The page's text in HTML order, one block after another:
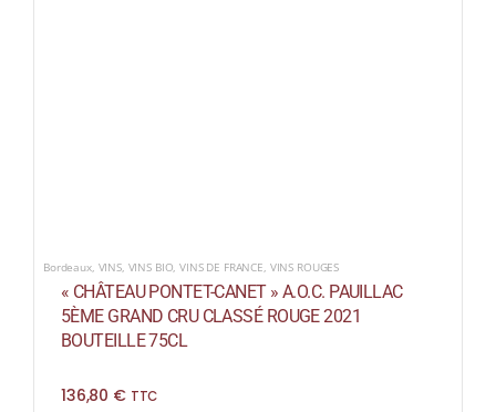
Bordeaux, VINS, VINS BIO,VINS DE FRANCE, VINS ROUGES
« CHÂTEAU PONTET-CANET » A.O.C. PAUILLAC
5ÈME GRAND CRU CLASSÉ ROUGE 2021
BOUTEILLE 75CL
136,80 € TTC